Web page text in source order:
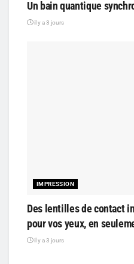
Un bain quantique
il y a 3 jours
IMPRESSION
Des lentilles de contact
pour vos yeux, en
il y a 3 jours